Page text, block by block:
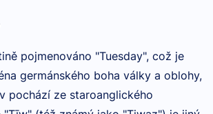
pojmenováno "Tuesday", což je
germánského boha války a oblohy,
pochází ze staroanglického